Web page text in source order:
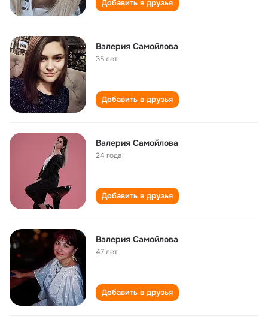
Добавить в друзья
Валерия Самойлова
35 лет
Добавить в друзья
Валерия Самойлова
24 года
Добавить в друзья
Валерия Самойлова
47 лет
Добавить в друзья